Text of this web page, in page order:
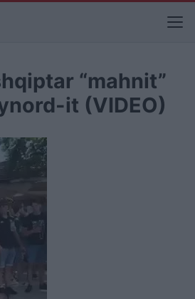
“mahnit”
it (VIDEO)